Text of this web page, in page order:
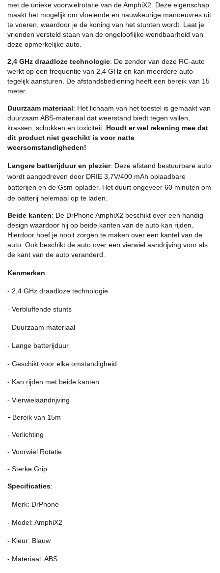
met de unieke voorwielrotatie van de AmphiX2. Deze eigenschap
maakt het mogelijk om vloeiende en nauwkeurige manoeuvres uit
te voeren, waardoor je de koning van het stunten wordt. Laat je
vrienden versteld staan van de ongelooflijke wendbaarheid van
deze opmerkelijke auto.
2,4 GHz draadloze technologie: De zender van deze RC-auto
werkt op een frequentie van 2,4 GHz en kan meerdere auto
tegelijk aansturen. De afstandsbediening heeft een bereik van 15
meter.
Duurzaam materiaal: Het lichaam van het toestel is gemaakt van
duurzaam ABS-materiaal dat weerstand biedt tegen vallen,
krassen, schokken en toxiciteit. Houdt er wel rekening mee dat
dit product niet geschikt is voor natte
weersomstandigheden!
Langere batterijduur en plezier: Deze afstand bestuurbare auto
wordt aangedreven door DRIE 3,7V/400 mAh oplaadbare
batterijen en de Gsm-oplader. Het duurt ongeveer 60 minuten om
de batterij helemaal op te laden.
Beide kanten: De DrPhone AmphiX2 beschikt over een handig
design waardoor hij op beide kanten van de auto kan rijden.
Hierdoor hoef je nooit zorgen te maken over een kantel van de
auto. Ook beschikt de auto over een vierwiel aandrijving voor als
de kant van de auto veranderd.
Kenmerken:
- 2,4 GHz draadloze technologie
- Verbluffende stunts
- Duurzaam materiaal
- Lange batterijduur
- Geschikt voor elke omstandigheid
- Kan rijden met beide kanten
- Vierwielaandrijving
- Bereik van 15m
- Verlichting
- Voorwiel Rotatie
- Sterke Grip
Specificaties:
- Merk: DrPhone
- Model: AmphiX2
- Kleur: Blauw
- Materiaal: ABS